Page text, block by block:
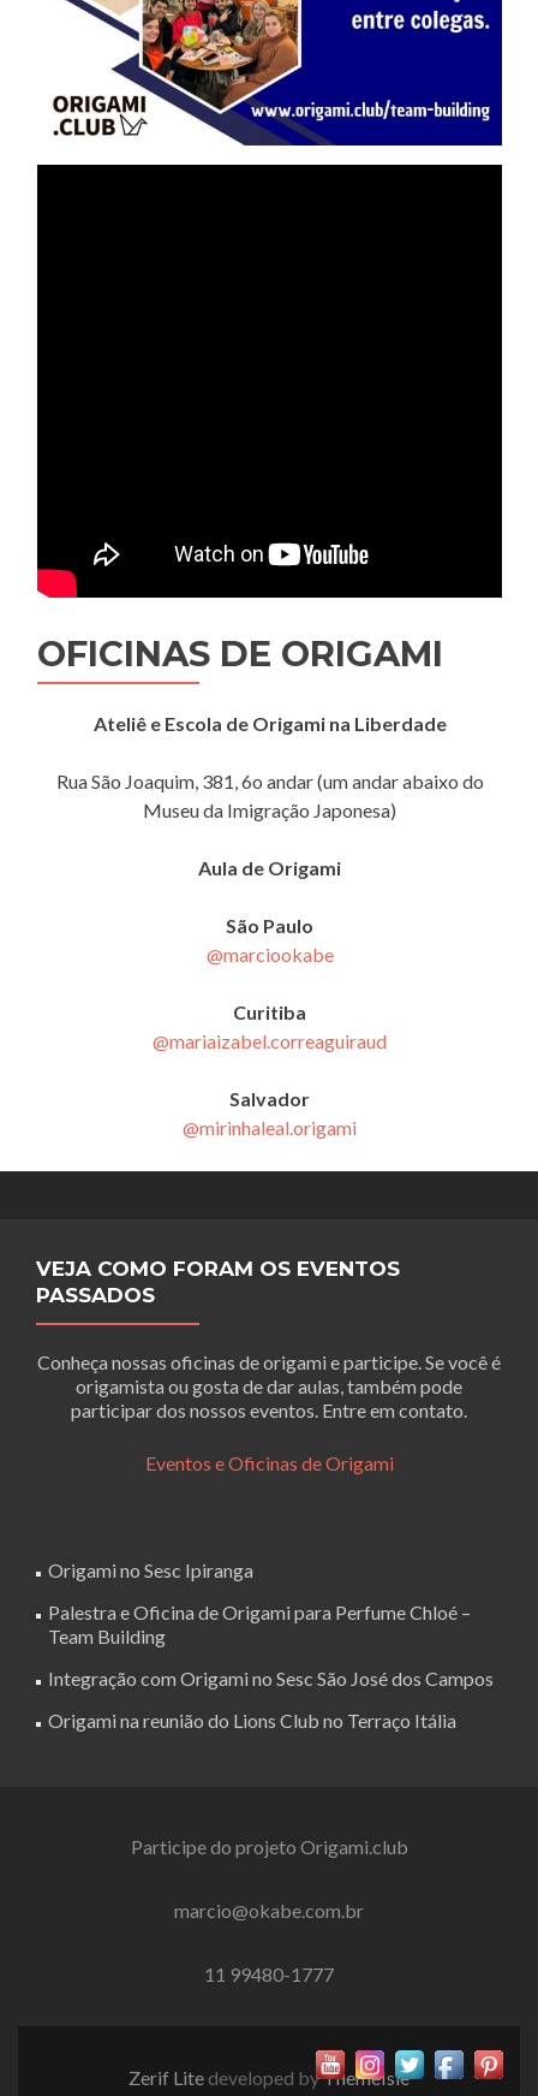
OFICINAS DE ORIGAMI
Ateliê e Escola de Origami na Liberdade
Rua São Joaquim, 381, 6o andar (um andar abaixo do
Museu da Imigração Japonesa)
Aula de Origami
São Paulo
@marciookabe
Curitiba
@mariaizabel.correaguiraud
Salvador
@mirinhaleal.origami
VEJA COMO FORAM OS EVENTOS
PASSADOS
Conheça nossas oficinas de origami e participe. Se você é
origamista ou gosta de dar aulas, também pode
participar dos nossos eventos. Entre em contato.
Eventos e Oficinas de Origami
Origami no Sesc Ipiranga
Palestra e Oficina de Origami para Perfume Chloé –
Team Building
Integração com Origami no Sesc São José dos Campos
Origami na reunião do Lions Club no Terraço Itália
Participe do projeto Origami.club
marcio@okabe.com.br
11 99480-1777
Zerif Lite developed byThemeIsle